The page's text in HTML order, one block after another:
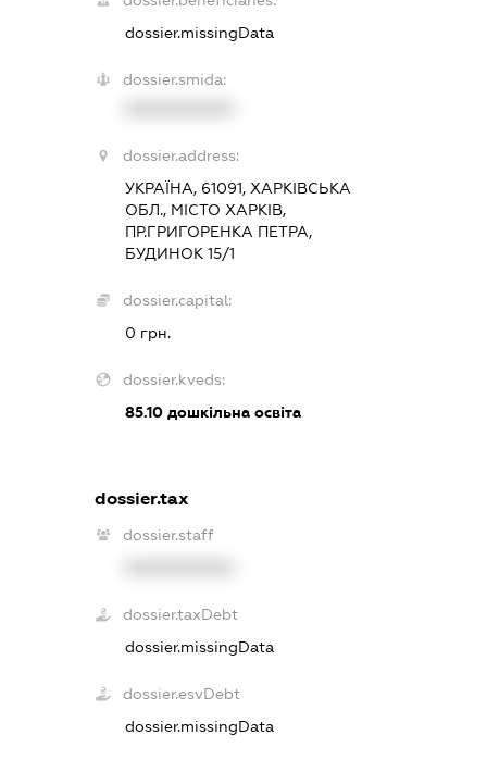
dossier.missingData
dossier.smida:
dossier.address:
УКРАЇНА, 61091, ХАРКІВСЬКА
ОБЛ., МІСТО ХАРКІВ,
ПР.ГРИГОРЕНКА ПЕТРА,
БУДИНОК 15/1
dossier.capital:
0 грн.
dossier.kveds:
85.10 дошкільна освіта
dossier.tax
dossier.staff
dossier.taxDebt
dossier.missingData
dossier.esvDebt
dossier.missingData